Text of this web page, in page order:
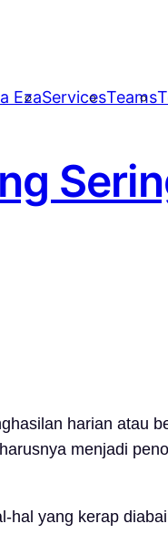
EzaServicesTeams
harian atau
menjadi
hal yang kerap